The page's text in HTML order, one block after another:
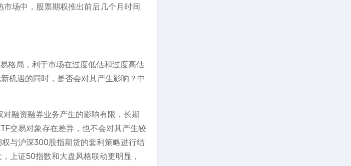
场中，股票期权推出前后几个月时间
格局，利于市场在过度低估和过度高估
机遇的同时，是否会对其产生影响？中
融资融券业务产生的影响有限，长期
交易对象存在差异，也不会对其产生较
与沪深300股指期货的套利策略进行结
上证50指数和大盘风格联动更明显，